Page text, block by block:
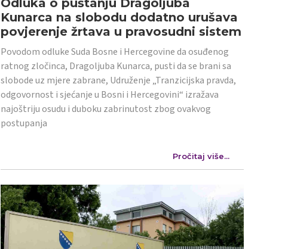
Kunarca na slobodu dodatno urušava
povjerenje žrtava u pravosudni sistem
Povodom odluke Suda Bosne i Hercegovine da osuđenog
ratnog zločinca, Dragoljuba Kunarca, pusti da se brani sa
slobode uz mjere zabrane, Udruženje „Tranzicijska pravda,
odgovornost i sjećanje u Bosni i Hercegovini“ izražava
najoštriju osudu i duboku zabrinutost zbog ovakvog
postupanja
Pročitaj više...